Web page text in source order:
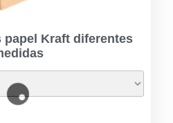
papel Kraft diferentes